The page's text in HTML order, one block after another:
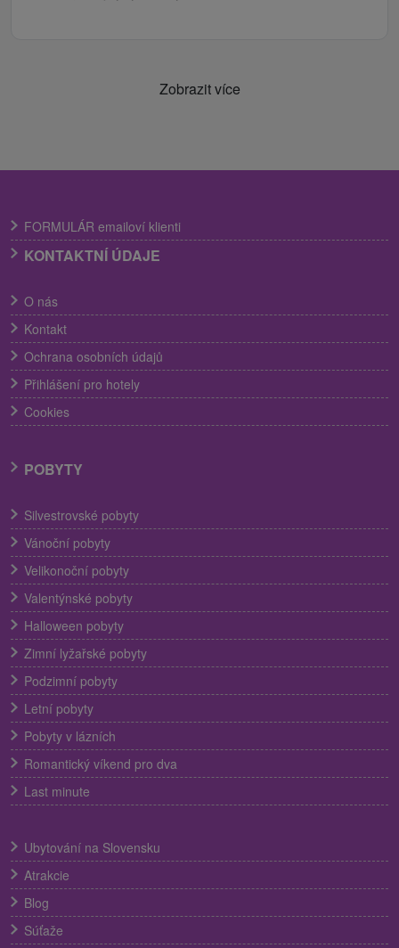
Zobrazit více
FORMULÁR emailoví klienti
KONTAKTNÍ ÚDAJE
O nás
Kontakt
Ochrana osobních údajů
Přihlášení pro hotely
Cookies
POBYTY
Silvestrovské pobyty
Vánoční pobyty
Velikonoční pobyty
Valentýnské pobyty
Halloween pobyty
Zimní lyžařské pobyty
Podzimní pobyty
Letní pobyty
Pobyty v lázních
Romantický víkend pro dva
Last minute
Ubytování na Slovensku
Atrakcie
Blog
Súťaže